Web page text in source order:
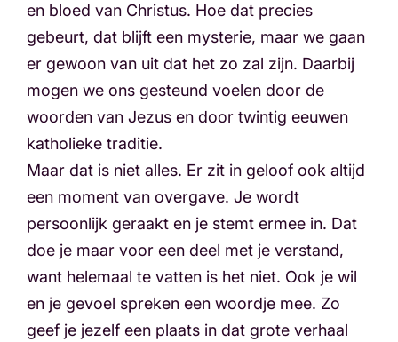
en bloed van Christus. Hoe dat precies
gebeurt, dat blijft een mysterie, maar we gaan
er gewoon van uit dat het zo zal zijn. Daarbij
mogen we ons gesteund voelen door de
woorden van Jezus en door twintig eeuwen
katholieke traditie.
Maar dat is niet alles. Er zit in geloof ook altijd
een moment van overgave. Je wordt
persoonlijk geraakt en je stemt ermee in. Dat
doe je maar voor een deel met je verstand,
want helemaal te vatten is het niet. Ook je wil
en je gevoel spreken een woordje mee. Zo
geef je jezelf een plaats in dat grote verhaal